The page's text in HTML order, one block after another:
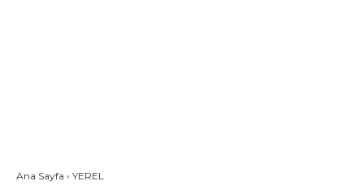
Ana Sayfa › YEREL